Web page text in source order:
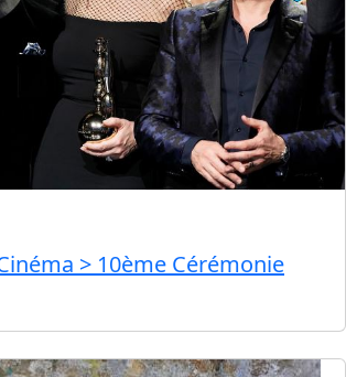
> 10ème Cérémonie